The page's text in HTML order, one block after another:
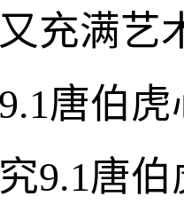
充满艺
唐伯
9.1唐